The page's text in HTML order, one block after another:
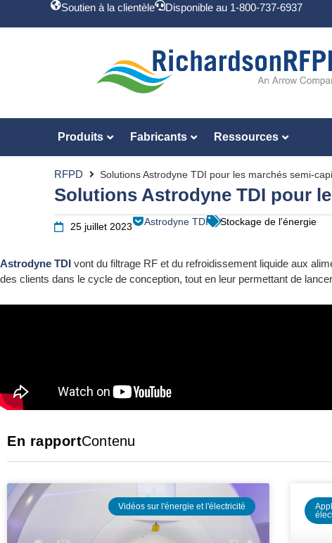
Soutien à la clientèle Disponible au 1-800-737-6937
Produits Fabricants Ressources
RFPD Solutions Astrodyne TDI pour les marchés semi-
Solutions Astrodyne TDI pour
25 juillet 2023 Astrodyne TDI Stockage de l'énergie
Astrodyne TDI vont du filtrage RF et du refroidissement liquide aux
des clients dans le cycle de conception, tout en leur permettant de
En rapportContenu
Vidéos sur l'énergie et l'électricité